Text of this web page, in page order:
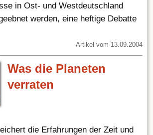
in Ost- und Westdeutschland
werden, eine heftige Debatte
Artikel vom 13.09.2004
Was die Planeten
verraten
die Erfahrungen der Zeit und